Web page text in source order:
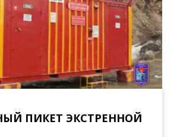
ПИКЕТ ЭКСТРЕННОЙ